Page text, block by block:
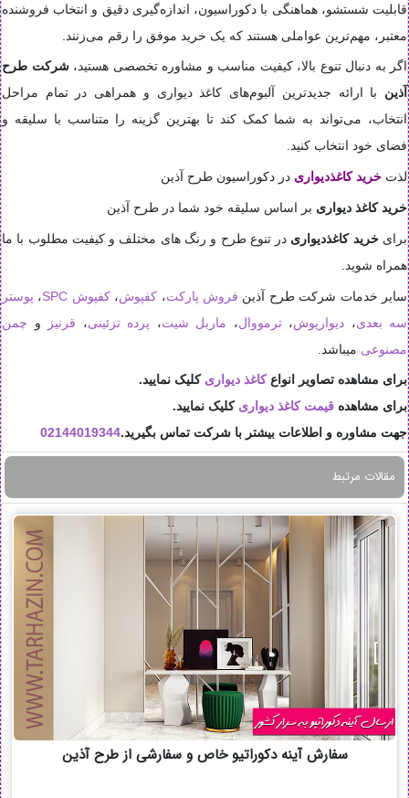
قابلیت شستشو، هماهنگی با دکوراسیون، اندازه‌گیری دقیق و انتخاب فروشنده
معتبر، مهم‌ترین عواملی هستند که یک خرید موفق را رقم می‌زنند.
اگر به دنبال تنوع بالا، کیفیت مناسب و مشاوره تخصصی هستید،شرکت طرح
آذین با ارائه جدیدترین آلبوم‌های کاغذ دیواری و همراهی در تمام مراحل
انتخاب، می‌تواند به شما کمک کند تا بهترین گزینه را متناسب با سلیقه و
فضای خود انتخاب کنید.
لذت خرید کاغذدیواری در دکوراسیون طرح آذین
خرید کاغذ دیواری بر اساس سلیقه خود شما در طرح آذین
برایخرید کاغذدیواری در تنوع طرح و رنگ های مختلف و کیفیت مطلوب با ما
همراه شوید.
سایر خدمات شرکت طرح آذین فروش پارکت، کفپوش،کفپوش SPC ، پوستر
سه بعدی، دیوارپوش،ترمووال، ماربل شیت، پرده تزئینی، قرنیز و چمن
مصنوعی میباشد.
برای مشاهده تصاویر انواعکاغذ دیواری کلیک نمایید.
برای مشاهده قیمت کاغذ دیواری کلیک نمایید.
جهت مشاوره و اطلاعات بیشتر با شرکت تماس بگیرید.02144019344
مقالات مرتبط
سفارش آینه دکوراتیو خاص و سفارشی از طرح آذین